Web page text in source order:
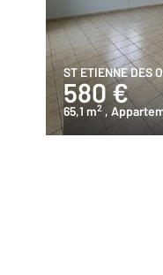
ST ETIENNE DES
580 €
65,1 m2 ,